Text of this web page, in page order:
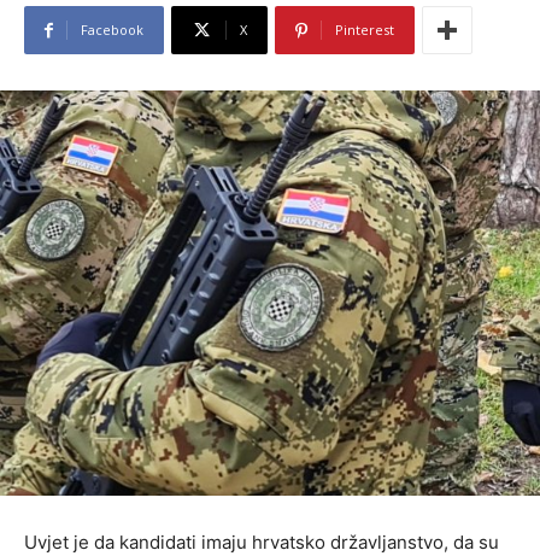
Facebook X Pinterest
Uvjet je da kandidati imaju hrvatsko državljanstvo, da su